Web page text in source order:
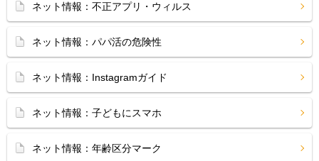
ネット情報：不正アプリ・ウィルス
ネット情報：パパ活の危険性
ネット情報：Instagramガイド
ネット情報：子どもにスマホ
ネット情報：年齢区分マーク